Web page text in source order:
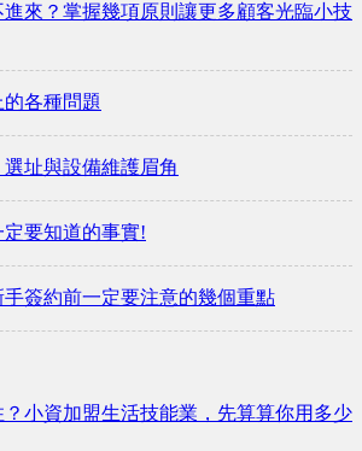
來？掌握幾項原則讓更多顧客光臨小技
各種問題
址與設備維護眉角
要知道的事實!
簽約前一定要注意的幾個重點
小資加盟生活技能業，先算算你用多少